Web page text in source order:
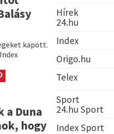
kapott.
Duna
hogy
Hírek
24.hu
Index
Origo.hu
Telex
Sport
24.hu Sport
Index Sport